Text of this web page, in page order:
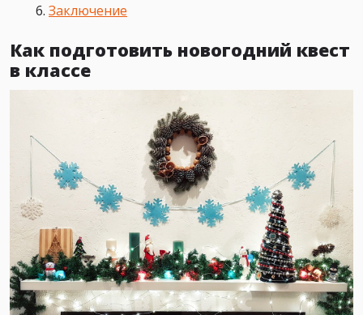
Заключение
Как подготовить новогодний квест
в классе